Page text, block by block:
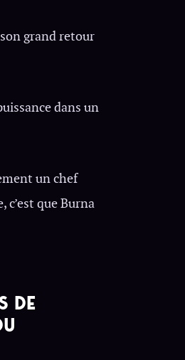
grand retour
dans un
un chef
que Burna
DE